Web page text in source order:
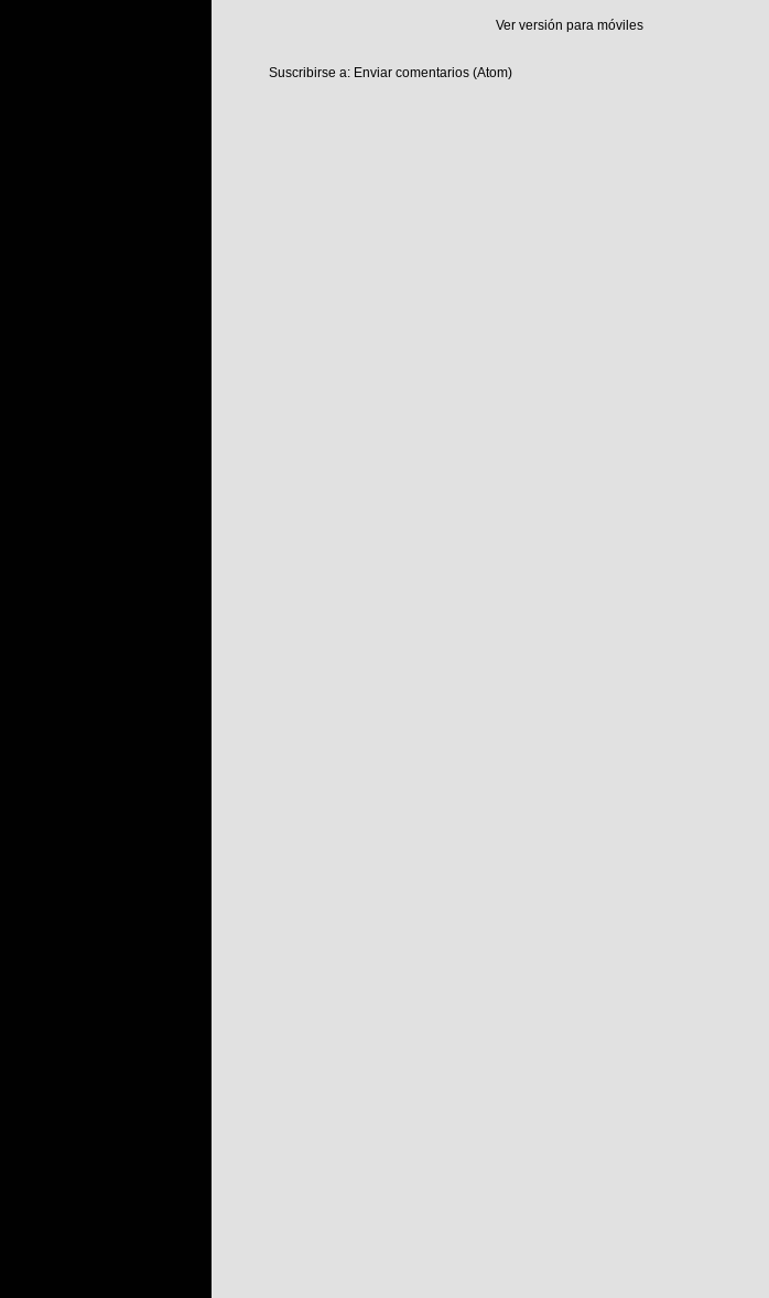
Ver versión para móviles
Suscribirse a: Enviar comentarios (Atom)